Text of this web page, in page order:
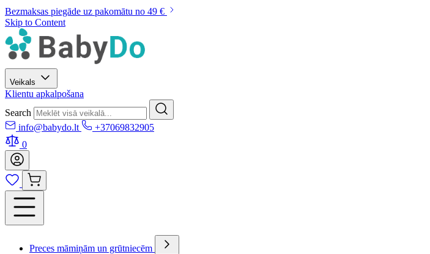
Bezmaksas piegāde uz pakomātu no 49 €
Skip to Content
Veikals
Klientu apkalpošana
Search
info@babydo.lt
+37069832905
0
Preces māmiņām un grūtniecēm